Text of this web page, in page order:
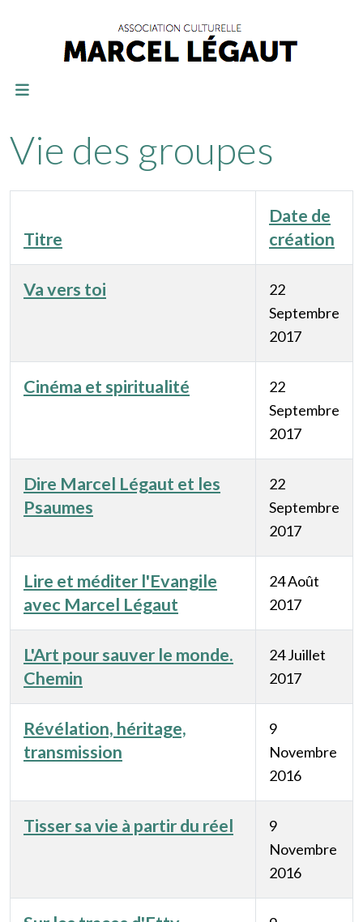
Vie des groupes
Titre
Date de
création
Va vers toi
22
Septembre
2017
Cinéma et spiritualité
22
Septembre
2017
Dire Marcel Légaut et les
Psaumes
22
Septembre
2017
Lire et méditer l'Evangile
avec Marcel Légaut
24 Août
2017
L'Art pour sauver le monde.
Chemin
24 Juillet
2017
Révélation, héritage,
transmission
9
Novembre
2016
Tisser sa vie à partir du réel
9
Novembre
2016